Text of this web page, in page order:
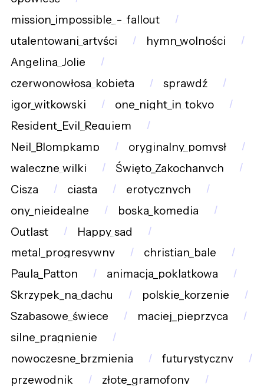
mission_impossible_-_fallout
utalentowani_artyści
hymn_wolności
Angelina_Jolie
czerwonowłosa_kobieta
sprawdź
igor_witkowski
one_night_in_tokyo
Resident_Evil_Requiem
Neil_Blompkamp
oryginalny_pomysł
waleczne_wilki
Święto_Zakochanych
Cisza
ciasta
erotycznych
ony_nieidealne
boska_komedia
Outlast
Happy_sad
metal_progresywny
christian_bale
Paula_Patton
animacja_poklatkowa
Skrzypek_na_dachu
polskie_korzenie
Szabasowe_świece
maciej_pieprzyca
silne_pragnienie
nowoczesne_brzmienia
futurystyczny
przewodnik
złote_gramofony